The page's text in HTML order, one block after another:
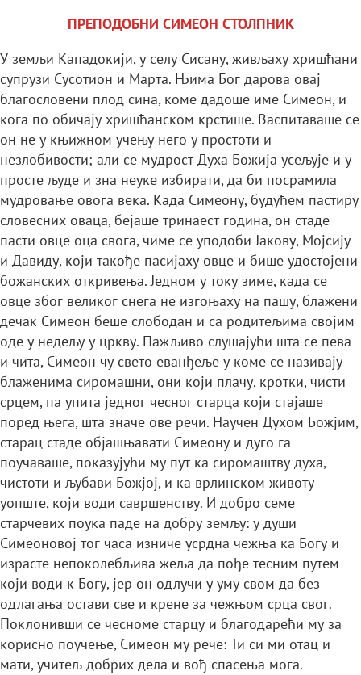
ПРЕПОДОБНИ СИМЕОН СТОЛПНИК
У земљи Кападокији, у селу Сисану, живљаху хришћани
супрузи Сусотион и Марта. Њима Бог дарова овај
благословени плод сина, коме дадоше име Симеон, и
кога по обичају хришћанском крстише. Васпитаваше се
он не у књижном учењу него у простоти и
незлобивости; али се мудрост Духа Божија усељује и у
просте људе и зна неуке избирати, да би посрамила
мудровање овога века. Када Симеону, будућем пастиру
словесних оваца, бејаше тринаест година, он стаде
пасти овце оца свога, чиме се уподоби Јакову, Мојсију
и Давиду, који такође пасијаху овце и бише удостојени
божанских откривења. Једном у току зиме, када се
овце због великог снега не изгоњаху на пашу, блажени
дечак Симеон беше слободан и са родитељима својим
оде у недељу у цркву. Пажљиво слушајући шта се пева
и чита, Симеон чу свето еванђеље у коме се називају
блаженима сиромашни, они који плачу, кротки, чисти
срцем, па упита једног чесног старца који стајаше
поред њега, шта значе ове речи. Научен Духом Божјим,
старац стаде објашњавати Симеону и дуго га
поучаваше, показујући му пут ка сиромаштву духа,
чистоти и љубави Божјој, и ка врлинском животу
уопште, који води савршенству. И добро семе
старчевих поука паде на добру земљу: у души
Симеоновој тог часа изниче усрдна чежња ка Богу и
израсте непоколебљива жеља да пође тесним путем
који води к Богу, јер он одлучи у уму свом да без
одлагања остави све и крене за чежњом срца свог.
Поклонивши се чесноме старцу и благодарећи му за
корисно поучење, Симеон му рече: Ти си ми отац и
мати, учитељ добрих дела и вођ спасења мога.